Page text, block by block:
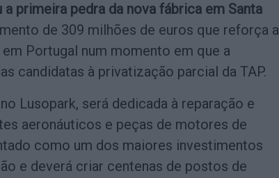
a primeira pedra da nova fábrica em Santa
de 309 milhões de euros que reforça a
Portugal num momento em que a
candidatas à privatização parcial da TAP.
Lusopark, será dedicada à reparação e
aeronáuticos e peças de motores de
como um dos maiores investimentos
e deverá criar centenas de postos de